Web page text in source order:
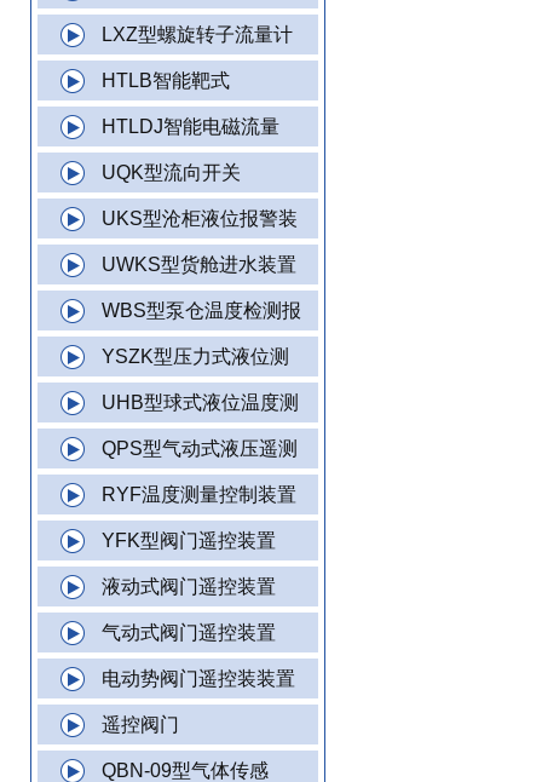
LXZ型螺旋转子流量计
HTLB智能靶式
HTLDJ智能电磁流量
UQK型流向开关
UKS型沧柜液位报警装
UWKS型货舱进水装置
WBS型泵仓温度检测报
YSZK型压力式液位测
UHB型球式液位温度测
QPS型气动式液压遥测
RYF温度测量控制装置
YFK型阀门遥控装置
液动式阀门遥控装置
气动式阀门遥控装置
电动势阀门遥控装装置
遥控阀门
QBN-09型气体传感